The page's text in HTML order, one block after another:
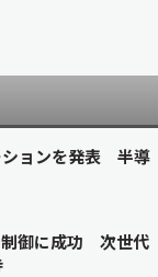
ションを発表 半導
制御に成功 次世代